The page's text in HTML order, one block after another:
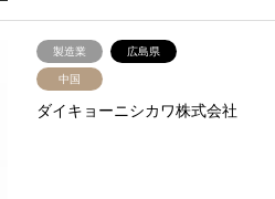
製造業 広島県
中国
ダイキョーニシカワ株式会社